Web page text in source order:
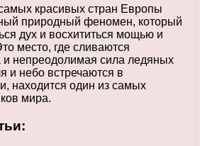
красивых стран Европы
природный феномен, который
дух и восхититься мощью и
место, где сливаются
и непреодолимая сила ледяных
и небо встречаются в
находится один из самых
мира.